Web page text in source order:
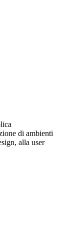
di ambienti
alla user